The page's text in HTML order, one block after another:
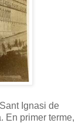
Ignasi de
En primer terme,